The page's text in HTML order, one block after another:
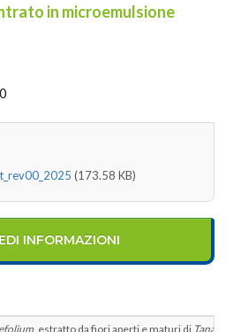
in microemulsione
(173.58 KB)
INFORMAZIONI
, estratto da fiori aperti e maturi di